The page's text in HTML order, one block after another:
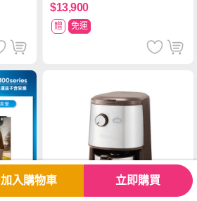
$13,900
贈 免運
加入購物車 立即購買